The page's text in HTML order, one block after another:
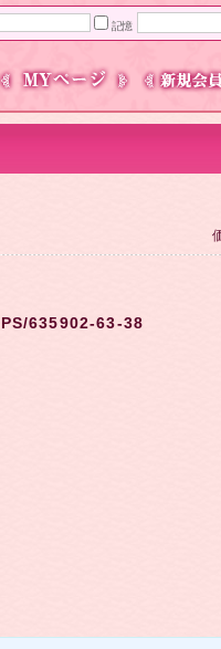
記憶
635902-63-38